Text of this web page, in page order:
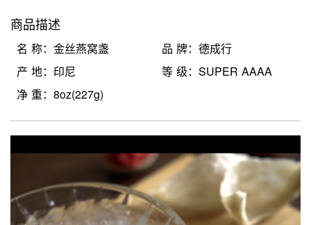
商品描述
名 称：金丝燕窝盏
品 牌：德成行
产 地：印尼
等 级：SUPER AAAA
净 重：8oz(227g)